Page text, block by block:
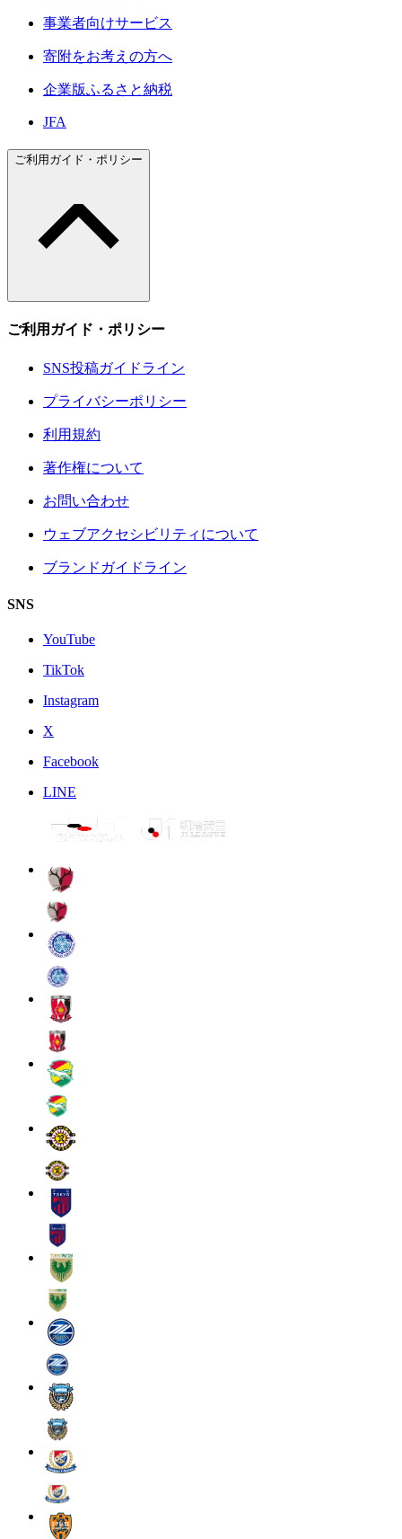
事業者向けサービス
寄附をお考えの方へ
企業版ふるさと納税
JFA
ご利用ガイド・ポリシー
ご利用ガイド・ポリシー
SNS投稿ガイドライン
プライバシーポリシー
利用規約
著作権について
お問い合わせ
ウェブアクセシビリティについて
ブランドガイドライン
SNS
YouTube
TikTok
Instagram
X
Facebook
LINE